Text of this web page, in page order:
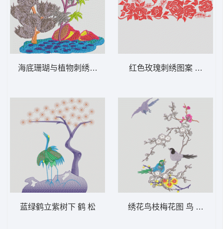
海底珊瑚与植物刺绣图 树
蓝绿鹤立紫树下 鹤 松
红色玫瑰刺绣图案 靓花
绣花鸟枝梅花图 鸟 树枝